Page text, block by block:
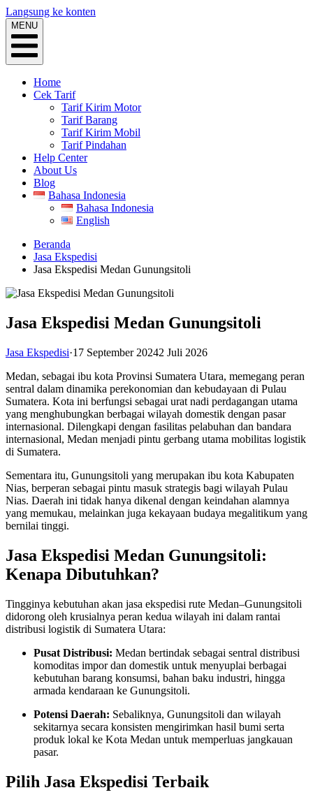
Langsung ke konten
MENU
Home
Cek Tarif
Tarif Kirim Motor
Tarif Barang
Tarif Kirim Mobil
Tarif Pindahan
Help Center
About Us
Blog
Bahasa Indonesia
Bahasa Indonesia
English
Beranda
Jasa Ekspedisi
Jasa Ekspedisi Medan Gunungsitoli
Jasa Ekspedisi Medan Gunungsitoli
Jasa Ekspedisi·17 September 20242 Juli 2026
Medan, sebagai ibu kota Provinsi Sumatera Utara, memegang peran
sentral dalam dinamika perekonomian dan kebudayaan di Pulau
Sumatera. Kota ini berfungsi sebagai urat nadi perdagangan utama
yang menghubungkan berbagai wilayah domestik dengan pasar
internasional. Dilengkapi dengan fasilitas pelabuhan dan bandara
internasional, Medan menjadi pintu gerbang utama mobilitas logistik
di Sumatera.
Sementara itu, Gunungsitoli yang merupakan ibu kota Kabupaten
Nias, berperan sebagai pintu masuk strategis bagi wilayah Pulau
Nias. Daerah ini tidak hanya dikenal dengan keindahan alamnya
yang memukau, melainkan juga kekayaan budaya megalitikum yang
bernilai tinggi.
Jasa Ekspedisi Medan Gunungsitoli:
Kenapa Dibutuhkan?
Tingginya kebutuhan akan jasa ekspedisi rute Medan–Gunungsitoli
didorong oleh krusialnya peran kedua wilayah ini dalam rantai
distribusi logistik di Sumatera Utara:
Pusat Distribusi: Medan bertindak sebagai sentral distribusi
komoditas impor dan domestik untuk menyuplai berbagai
kebutuhan barang konsumsi, bahan baku industri, hingga
armada kendaraan ke Gunungsitoli.
Potensi Daerah: Sebaliknya, Gunungsitoli dan wilayah
sekitarnya secara konsisten mengirimkan hasil bumi serta
produk lokal ke Kota Medan untuk memperluas jangkauan
pasar.
Pilih Jasa Ekspedisi Terbaik